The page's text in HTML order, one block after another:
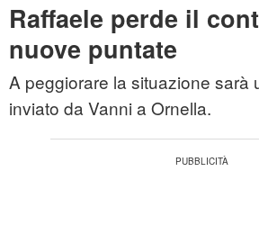
Raffaele perde il
nuove puntate
A peggiorare la situazione sarà
inviato da Vanni a Ornella.